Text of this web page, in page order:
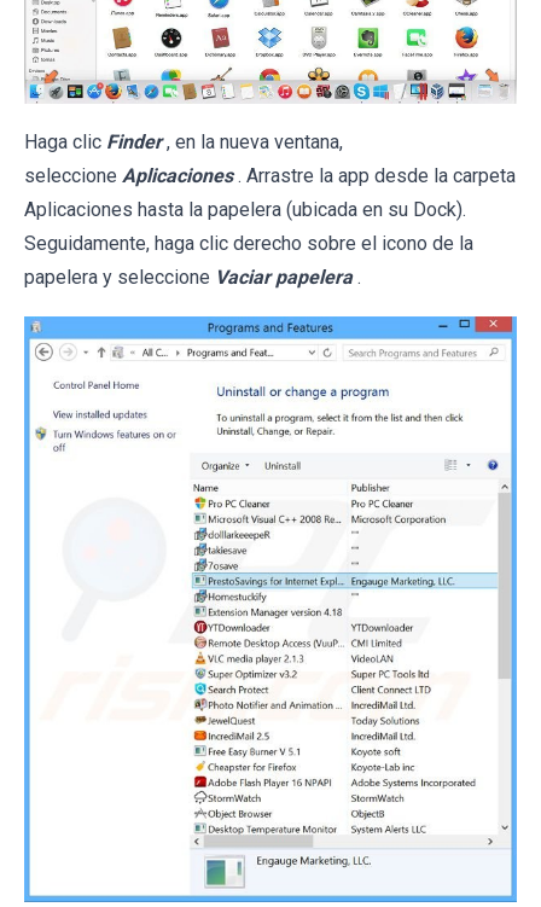
Haga clic Finder , en la nueva ventana,
seleccione Aplicaciones . Arrastre la app desde la carpeta
Aplicaciones hasta la papelera (ubicada en su Dock).
Seguidamente, haga clic derecho sobre el icono de la
papelera y seleccione Vaciar papelera .